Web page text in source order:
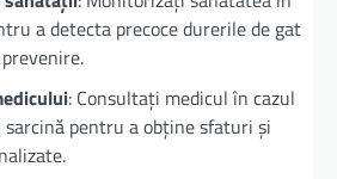
a detecta precoce durerile de gat
: Consultați medicul în cazul
pentru a obține sfaturi și